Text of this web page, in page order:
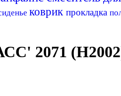
коврик прокладка
2071